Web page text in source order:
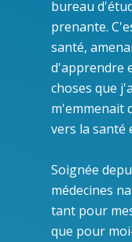
bureau
prenante.
santé,
d'apprendre
choses que
m'emmenait
vers la santé
Soignée
médecines
tant pour
que pour